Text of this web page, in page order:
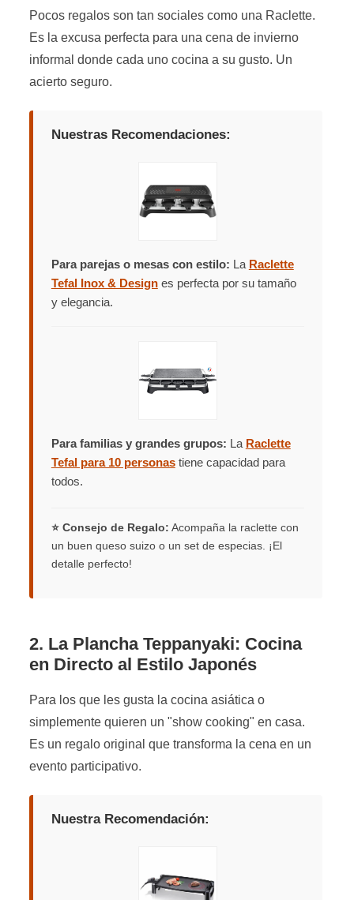
Pocos regalos son tan sociales como una Raclette.
Es la excusa perfecta para una cena de invierno
informal donde cada uno cocina a su gusto. Un
acierto seguro.
Nuestras Recomendaciones:
Para parejas o mesas con estilo: La Raclette
Tefal Inox & Designes perfecta por su tamaño
y elegancia.
Para familias y grandes grupos: La Raclette
Tefal para 10 personastiene capacidad para
todos.
⭐ Consejo de Regalo: Acompaña la raclette con
un buen queso suizo o un set de especias. ¡El
detalle perfecto!
2. La Plancha Teppanyaki: Cocina
en Directo al Estilo Japonés
Para los que les gusta la cocina asiática o
simplemente quieren un "show cooking" en casa.
Es un regalo original que transforma la cena en un
evento participativo.
Nuestra Recomendación: